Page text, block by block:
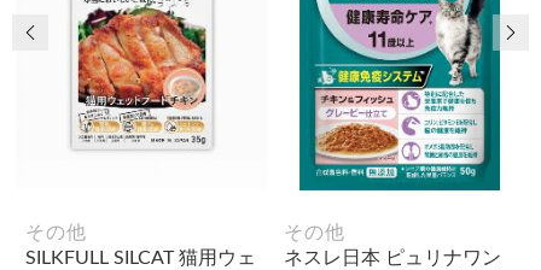
その他
SILKFULL SILCAT 猫用ウェ
その他
ネスレ日本 ピュリナワン
前の画像 次